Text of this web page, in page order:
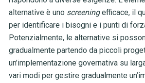
alternative è uno screeningefficace, il
per identificare i bisogni e i punti di
Potenzialmente, le alternative si
gradualmente partendo da piccoli
un’implementazione governativa su
vari modi per gestire gradualmente